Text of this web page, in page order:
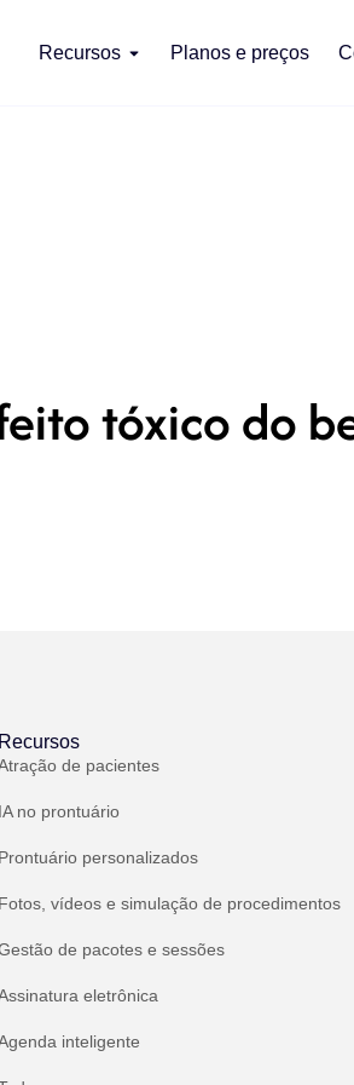
Recursos Planos e preços
tóxico do
Recursos
de pacientes
IA no prontuário
Prontuário personalizados
Fotos, vídeos e simulação de procedimentos
de pacotes e sessões
eletrônica
inteligente